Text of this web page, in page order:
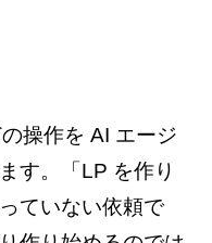
操作を AI エージ
す。「LP を作り
ていない依頼で